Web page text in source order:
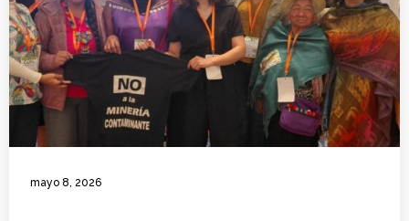
mayo 8, 2026